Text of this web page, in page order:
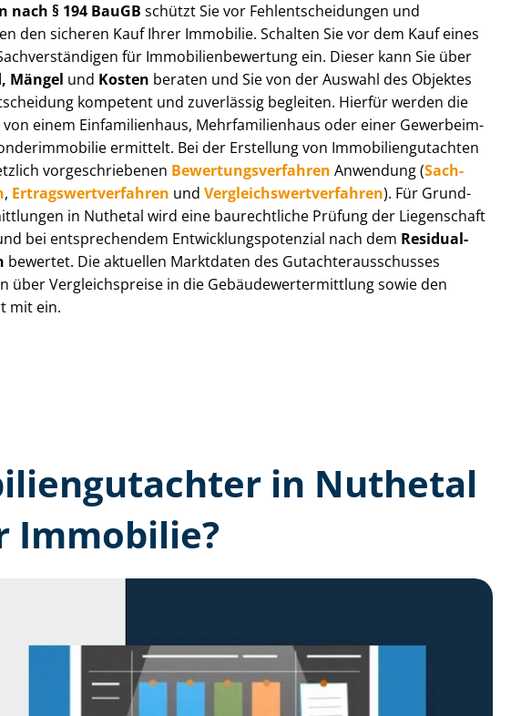
§ 194 BauGB schützt Sie vor Fehl­ent­schei­dun­gen und
den sicheren Kauf Ihrer Immobilie. Schalten Sie vor dem Kauf eines
für Im­mo­bi­li­en­be­wer­tung ein. Dieser kann Sie über
Mängel und Kosten beraten und Sie von der Auswahl des Objektes
kompetent und zuverlässig begleiten. Hierfür werden die
einem Einfamilienhaus, Mehr­fa­mi­li­en­haus oder einer Ge­wer­be­im­
ermittelt. Bei der Erstellung von Im­mo­bi­li­en­gut­ach­ten
vor­ge­schrie­be­nen Be­wer­tungs­ver­fah­ren Anwendung (Sach­
, Er­trags­wert­ver­fah­ren und Ver­gleichs­wert­ver­fah­ren). Für Grund­
in Nuthetal wird eine baurechtliche Prüfung der Liegenschaft
bei entsprechendem Ent­wick­lungs­po­ten­zi­al nach dem Re­si­du­al­
bewertet. Die aktuellen Marktdaten des Gut­ach­ter­aus­schus­ses
über Ver­gleichs­prei­se in die Ge­bäu­de­wert­ermitt­lung sowie den
mit ein.
in Nuthetal
Immobilie?